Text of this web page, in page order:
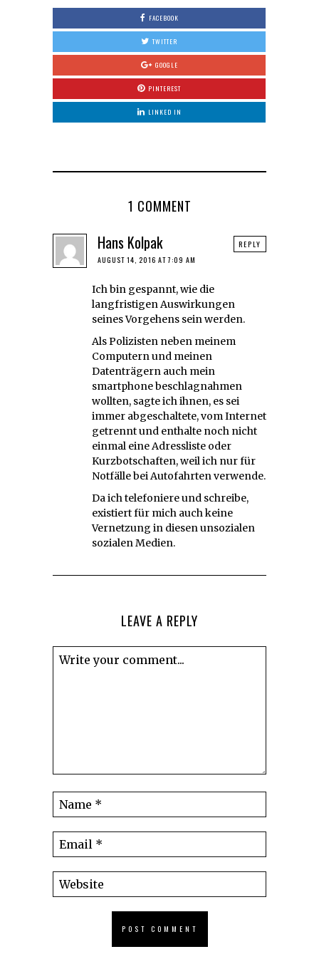
FACEBOOK
TWITTER
GOOGLE
PINTEREST
LINKED IN
1 COMMENT
Hans Kolpak
AUGUST 14, 2016 AT 7:09 AM
Ich bin gespannt, wie die
langfristigen Auswirkungen
seines Vorgehens sein werden.
Als Polizisten neben meinem
Computern und meinen
Datenträgern auch mein
smartphone beschlagnahmen
wollten, sagte ich ihnen, es sei
immer abgeschaltete, vom Internet
getrennt und enthalte noch nicht
einmal eine Adressliste oder
Kurzbotschaften, weil ich nur für
Notfälle bei Autofahrten verwende.
Da ich telefoniere und schreibe,
existiert für mich auch keine
Vernetzung in diesen unsozialen
sozialen Medien.
REPLY
LEAVE A REPLY